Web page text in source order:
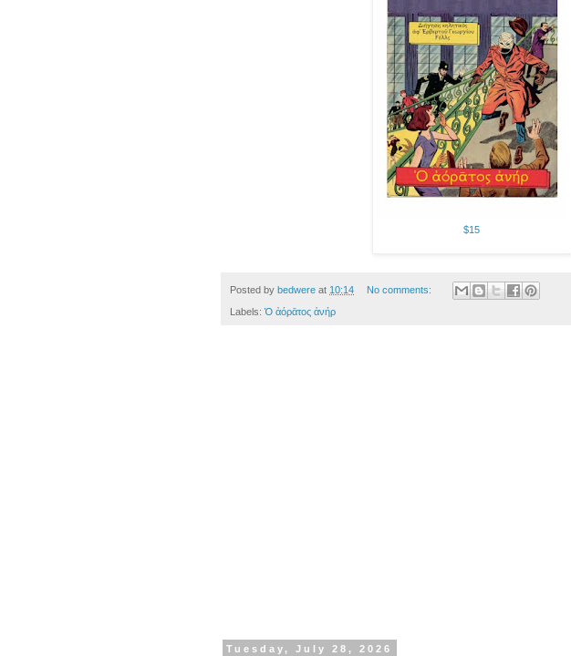
$15
Posted by bedwere at 10:14 No comments:
Labels: Ὁ ἀόρᾱτος ἀνήρ
Tuesday, July 28, 2026